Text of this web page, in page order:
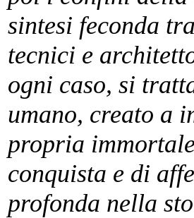
sintesi feconda
tecnici e
ogni caso, si
umano, creato a
propria
conquista e di
profonda nella